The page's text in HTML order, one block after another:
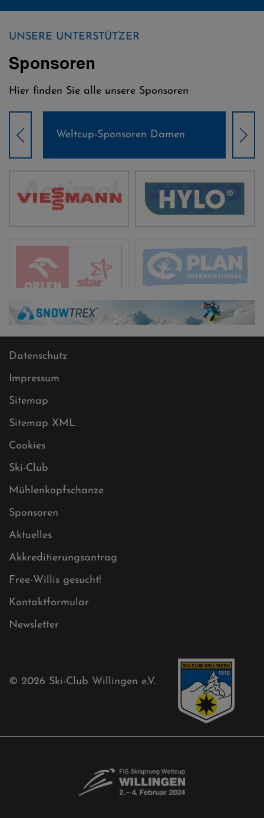
UNSERE UNTERSTÜTZER
Sponsoren
Hier finden Sie alle unsere Sponsoren
Weltcup-Sponsoren Damen
Free-Willis gesucht!
Ski-Club Willingen e.V.